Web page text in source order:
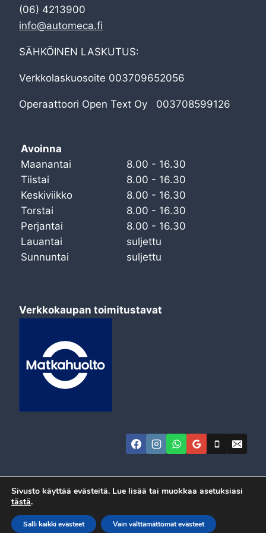
(06) 4213900
info@automeca.fi
SÄHKÖINEN LASKUTUS:
Verkkolaskuosoite 003709652056
Operaattoori Open Text Oy 003708599126
Avoinna
Maanantai
8.00 - 16.30
Tiistai
8.00 - 16.30
Keskiviikko
8.00 - 16.30
Torstai
8.00 - 16.30
Perjantai
8.00 - 16.30
Lauantai
suljettu
Sunnuntai
suljettu
Verkkokaupan toimitustavat
Sivusto käyttää evästeitä. Lue lisää tai muokkaa asetuksiasi
tästä.
Salli kaikki evästeet Vain välttämättömät evästeet